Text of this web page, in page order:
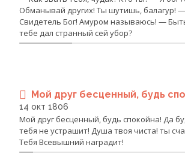
Обманывай других! Ты шутишь, балагур!
Свидетель Бог! Амуром называюсь! —
тебе дал странный сей убор?
Мой друг бесценный, будь
14 окт 1806
Мой друг бесценный, будь спокойна! Да
тебя не устрашит! Душа твоя чиста! ты
Тебя Всевышний наградит!